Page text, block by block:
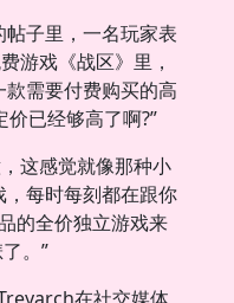
子里，一名玩家表
游戏《战区》里，
需要付费购买的高
已经够高了啊?”
这感觉就像那种小
每时每刻都在跟你
的全价独立游戏来
。”